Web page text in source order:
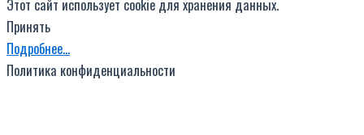
Этот сайт использует cookie для хранения данных.
Принять
Подробнее…
Политика конфиденциальности